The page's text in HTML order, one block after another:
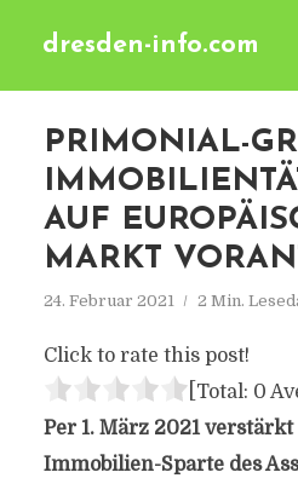
dresden-info.com
PRIMONIAL-
AUF
MARKT
24. Februar 2021 2 Min.
Click to rate this post!
[Total: 0
Per 1. März 2021
Immobilien-Sparte des